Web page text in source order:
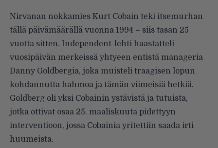
Nirvanan nokkamies Kurt Cobain teki itsemurhan
tällä päivämäärällä vuonna 1994 – siis tasan 25
vuotta sitten. Independent-lehti haastatteli
vuosipäivän merkeissä yhtyeen entistä manageria
Danny Goldbergia, joka muisteli traagisen lopun
kohdannutta hahmoa ja tämän viimeisiä hetkiä.
Goldberg oli yksi Cobainin ystävistä ja tutuista,
jotka ottivat osaa 25. maaliskuuta pidettyyn
interventioon, jossa Cobainia yritettiin saada irti
huumeista.